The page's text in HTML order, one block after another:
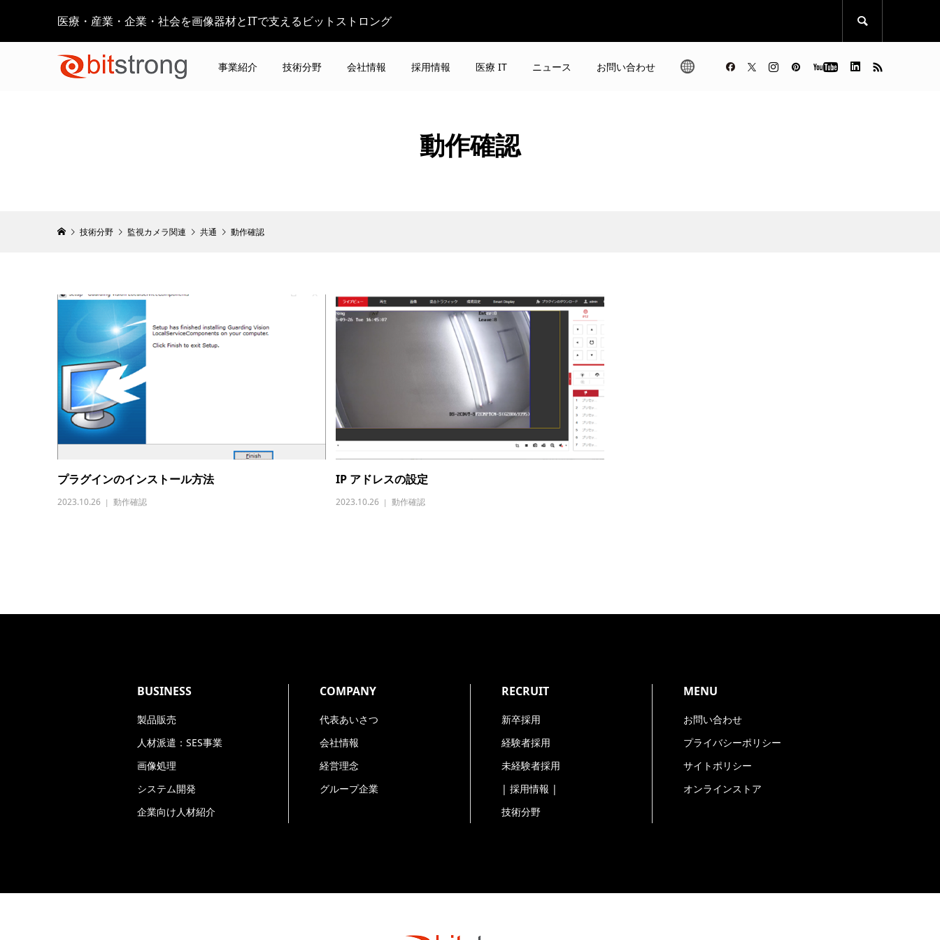
医療・産業・企業・社会を画像器材とITで支えるビットストロング 
事業紹介 技術分野 会社情報 採用情報 医療 IT ニュース お問い合わせ
動作確認
技術分野 監視カメラ関連 共通 動作確認
プラグインのインストール方法
2023.10.26 動作確認
IP アドレスの設定
2023.10.26 動作確認
BUSINESS
製品販売
人材派遣：SES事業
画像処理
システム開発
企業向け人材紹介
COMPANY
代表あいさつ
会社情報
経営理念
グループ企業
RECRUIT
新卒採用
経験者採用
未経験者採用
| 採用情報 |
技術分野
MENU
お問い合わせ
プライバシーポリシー
サイトポリシー
オンラインストア